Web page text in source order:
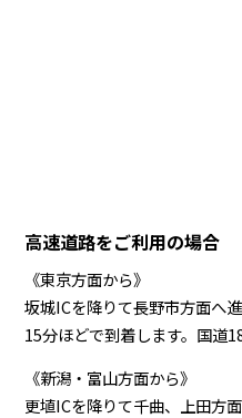
高速道路をご利用の場合
《東京方面から》
坂城ICを降りて長野市方面へ進
15分ほどで到着します。国道
《新潟・富山方面から》
更埴ICを降りて千曲、上田方